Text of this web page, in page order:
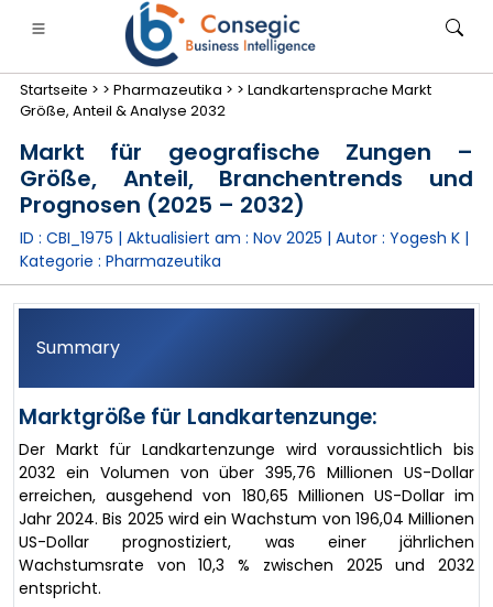
Finanzdienstleistungen und Versicherungen
• Konsumgüter • Energie und Strom
• Fallstudien
Startseite > > Pharmazeutika > > Landkartensprache Markt
Größe, Anteil & Analyse 2032
Markt für geografische Zungen –
Größe, Anteil, Branchentrends und
Prognosen (2025 – 2032)
ID : CBI_1975 | Aktualisiert am : Nov 2025 | Autor : Yogesh K|
Kategorie : Pharmazeutika
Summary
Marktgröße für Landkartenzunge:
Der Markt für Landkartenzunge wird voraussichtlich bis
2032 ein Volumen von über 395,76 Millionen US-Dollar
erreichen, ausgehend von 180,65 Millionen US-Dollar im
Jahr 2024. Bis 2025 wird ein Wachstum von 196,04 Millionen
US-Dollar prognostiziert, was einer jährlichen
Wachstumsrate von 10,3 % zwischen 2025 und 2032
entspricht.